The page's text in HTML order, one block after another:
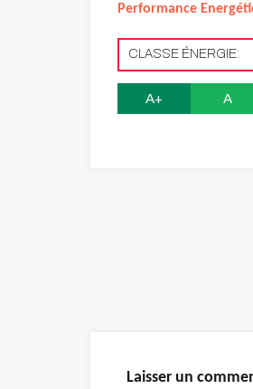
Performance
CLASSE ÉNERGIE:
A+ A
Laisser un